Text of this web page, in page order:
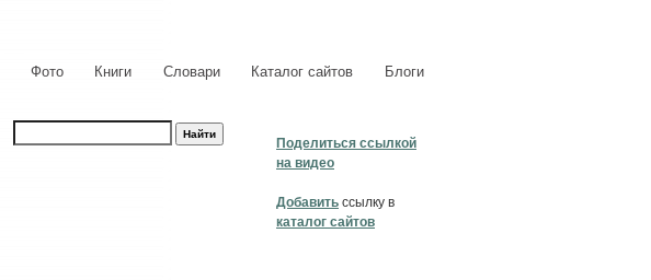
Фото Книги Словари Каталог сайтов Блоги
Поделиться ссылкой
на видео
Добавить ссылку в
каталог сайтов